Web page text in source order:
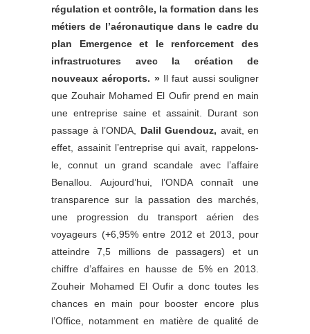
régulation et contrôle, la formation dans les
métiers de l’aéronautique dans le cadre du
plan Emergence et le renforcement des
infrastructures avec la création de
nouveaux aéroports. »Il faut aussi souligner
que Zouhair Mohamed El Oufir prend en main
une entreprise saine et assainit. Durant son
passage à l’ONDA, Dalil Guendouz, avait, en
effet, assainit l’entreprise qui avait, rappelons-
le, connut un grand scandale avec l’affaire
Benallou. Aujourd’hui, l’ONDA connaît une
transparence sur la passation des marchés,
une progression du transport aérien des
voyageurs (+6,95% entre 2012 et 2013, pour
atteindre 7,5 millions de passagers) et un
chiffre d’affaires en hausse de 5% en 2013.
Zouheir Mohamed El Oufir a donc toutes les
chances en main pour booster encore plus
l’Office, notamment en matière de qualité de